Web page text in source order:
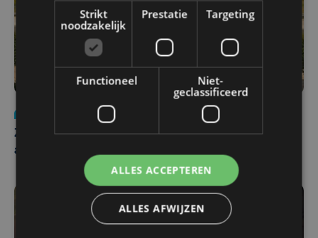
Zwaar ongeval op E403 in Izegem: drie rijstroken
afgesloten
Strikt
noodzakelijk
Prestatie Targeting
Functioneel
Niet-
geclassificeerd
ALLES ACCEPTEREN
ALLES AFWIJZEN